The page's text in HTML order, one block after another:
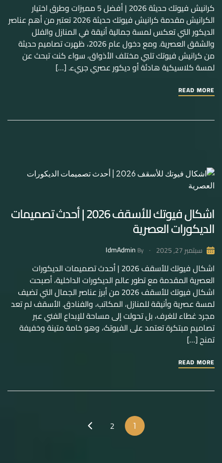
كرانيش فيوتك حديثة 2026 | أفضل 5 مميزات وطرق اختيار
الكرانيش مقدمة كرانيش فيوتك حديثة 2026 تعتبر من أهم عناصر
الديكور التي تعكس لمسة جمالية أنيقة في المنازل والفلل
والشقق العصرية. ومع دخول عام 2026، ظهرت تصاميم حديثة
من كرانيش فيوتك تلبي مختلف الأذواق، سواء كنت تبحث عن
لمسة كلاسيكية هادئة أو ديكور عصري جريء. […]
READ MORE
اشكال فيوتك للأسقف 2026 | أحدث تصميمات
الديكورات العصرية
سبتمبر 27, 2025 By
IdmAdmin
اشكال فيوتك للأسقف 2026 | أحدث تصميمات الديكورات
العصرية المقدمة مع تطور عالم الديكورات الداخلية، أصبحت
اشكال فيوتك للأسقف 2026 من أبرز عناصر الجمال التي تضيف
لمسة عصرية وأنيقة للمنازل، المكاتب، والفنادق. الأسقف لم تعد
مجرد غطاء للغرف، بل تحولت إلى مساحة للإبداع الفني عبر
تصاميم مبتكرة تعتمد على الفيوتک، وهو خامة متينة وخفيفة
تمنح […]
READ MORE
1
2